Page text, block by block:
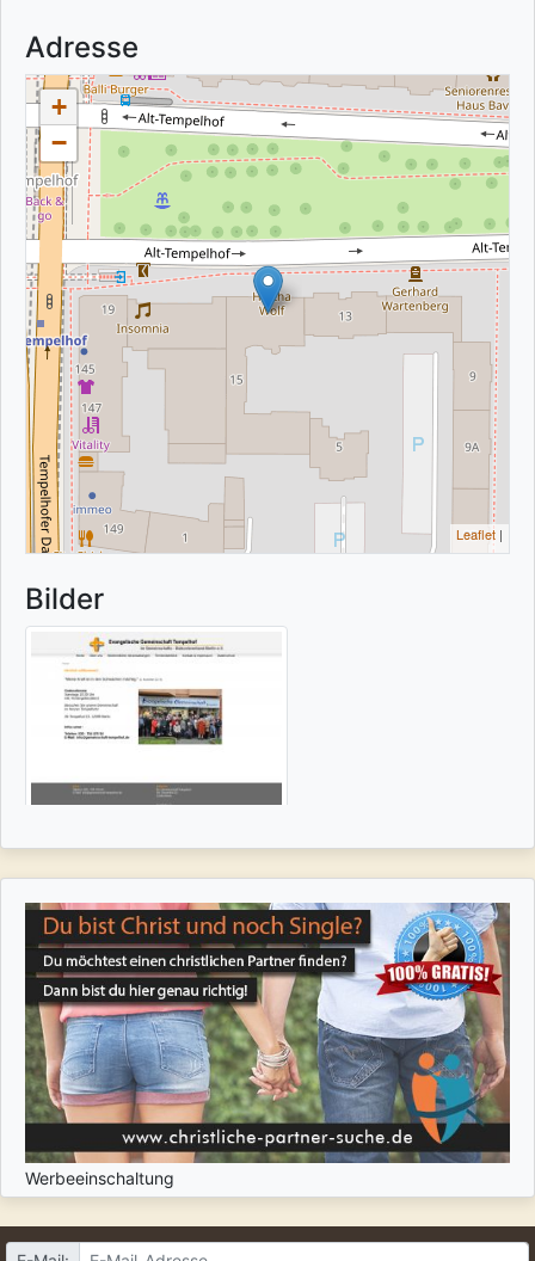
Adresse
+
−
Leaflet |
Bilder
Werbeeinschaltung